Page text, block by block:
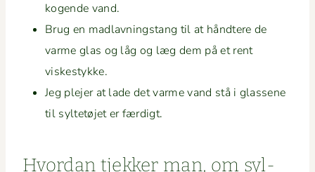
kogende vand.
Brug en mad­lavn­ingstang til at håndtere de
varme glas og låg og læg dem på et rent
viskestykke.
Jeg ple­jer at lade det varme vand stå i glassene
til syl­tetø­jet er færdigt.
Hvor­dan tjekker man, om syl­